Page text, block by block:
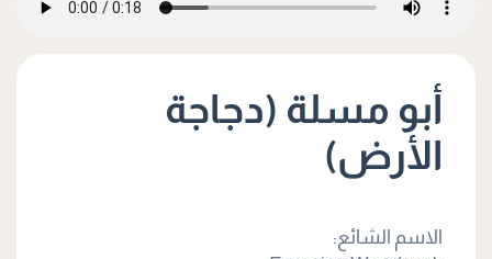
أبو مسلة (دجاجة
الأرض)
الاسم الشائع: